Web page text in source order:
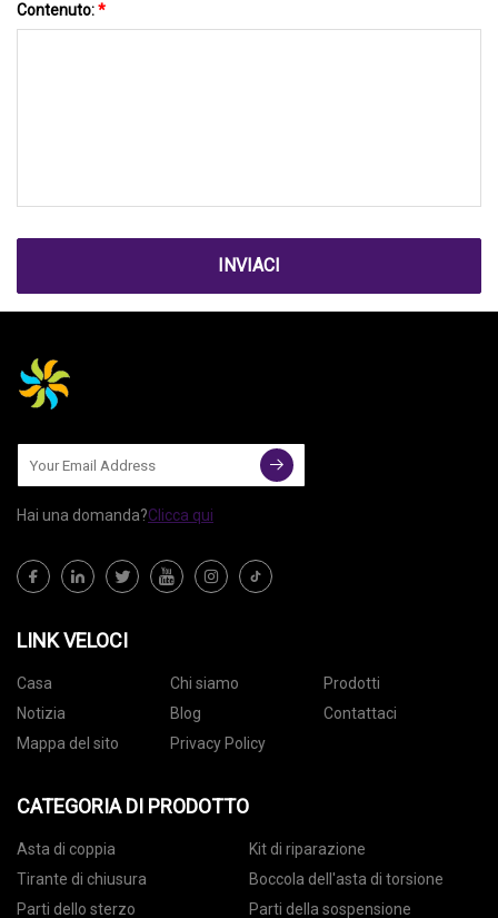
Contenuto:*
INVIACI
Hai una domanda?Clicca qui
LINK VELOCI
Casa Chi siamo
Prodotti
Notizia
Blog
Contattaci
Mappa del sito
Privacy Policy
CATEGORIA DI PRODOTTO
Asta di coppia
Kit di riparazione
Tirante di chiusura
Boccola dell'asta di torsione
Parti dello sterzo
Parti della sospensione